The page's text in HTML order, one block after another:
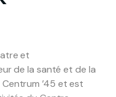
et
de la santé et de la
’45 et est